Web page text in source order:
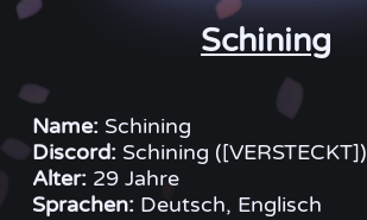
Schining
Name: Schining
Discord: Schining ([VERSTECKT])
Alter: 29 Jahre
Sprachen: Deutsch, Englisch